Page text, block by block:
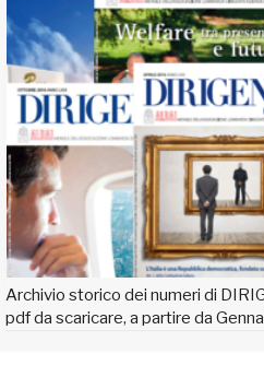
Archivio storico dei numeri di
pdf da scaricare, a partire da